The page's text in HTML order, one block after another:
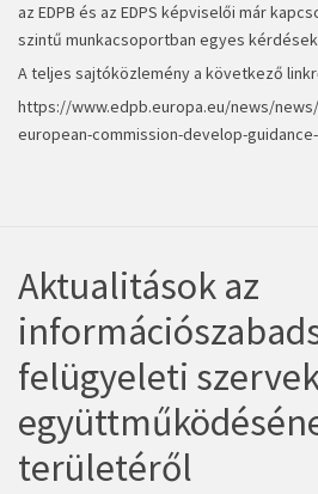
az EDPB és az EDPS képviselői már
szintű munkacsoportban egyes
A teljes sajtóközlemény a következő
https://www.edpb.europa.eu/news/
european-commission-develop-
Aktualitások az
felügyeleti
területéről